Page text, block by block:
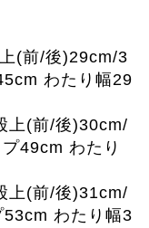
(前/後)29cm/3
わたり幅29
上(前/後)30cm/
49cm わたり
上(前/後)31cm/
わたり幅3